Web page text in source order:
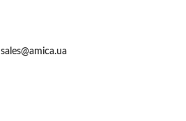
sales@amica.ua